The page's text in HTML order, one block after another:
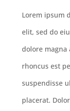
Lorem ipsum
elit, sed do
dolore magna
rhoncus est
suspendisse
placerat.